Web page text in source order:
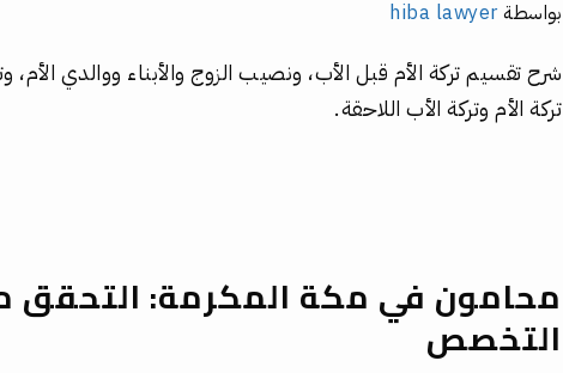
بواسطةhiba lawyer
شرح تقسيم تركة الأم قبل الأب، ونصيب الزوج والأبناء ووالدي الأم،
تركة الأم وتركة الأب اللاحقة.
محامون في مكة المكرمة: التحقق
التخصص